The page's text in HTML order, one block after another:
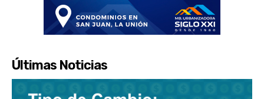
Últimas Noticias